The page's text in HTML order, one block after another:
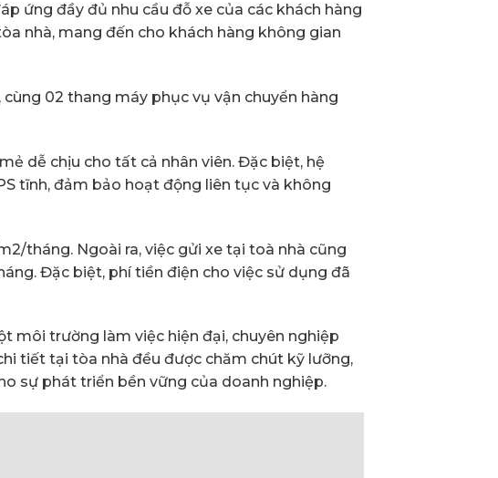
ứng đầy đủ nhu cầu đỗ xe của các khách hàng
nhà, mang đến cho khách hàng không gian
02 thang máy phục vụ vận chuyển hàng
dễ chịu cho tất cả nhân viên. Đặc biệt, hệ
tĩnh, đảm bảo hoạt động liên tục và không
tháng. Ngoài ra, việc gửi xe tại toà nhà cũng
Đặc biệt, phí tiền điện cho việc sử dụng đã
môi trường làm việc hiện đại, chuyên nghiệp
tiết tại tòa nhà đều được chăm chút kỹ lưỡng,
sự phát triển bền vững của doanh nghiệp.